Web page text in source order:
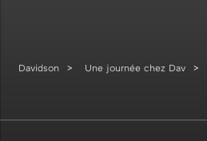
Davidson Une journée chez Dav